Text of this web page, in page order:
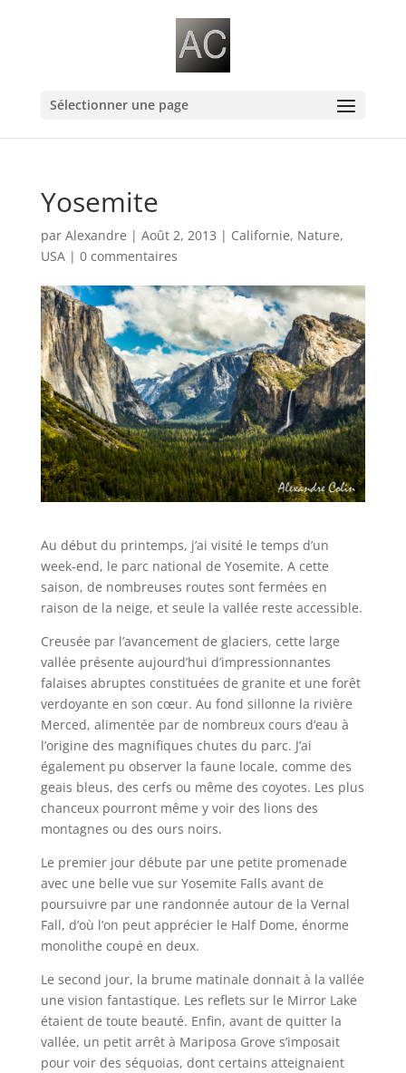
Sélectionner une page
Yosemite
par Alexandre | Août 2, 2013 | Californie, Nature,
USA| 0 commentaires
Au début du printemps, j’ai visité le temps d’un
week-end, le parc national de Yosemite. A cette
saison, de nombreuses routes sont fermées en
raison de la neige, et seule la vallée reste accessible.
Creusée par l’avancement de glaciers, cette large
vallée présente aujourd’hui d’impressionnantes
falaises abruptes constituées de granite et une forêt
verdoyante en son cœur. Au fond sillonne la rivière
Merced, alimentée par de nombreux cours d’eau à
l’origine des magnifiques chutes du parc. J’ai
également pu observer la faune locale, comme des
geais bleus, des cerfs ou même des coyotes. Les plus
chanceux pourront même y voir des lions des
montagnes ou des ours noirs.
Le premier jour débute par une petite promenade
avec une belle vue sur Yosemite Falls avant de
poursuivre par une randonnée autour de la Vernal
Fall, d’où l’on peut apprécier le Half Dome, énorme
monolithe coupé en deux.
Le second jour, la brume matinale donnait à la vallée
une vision fantastique. Les reflets sur le Mirror Lake
étaient de toute beauté. Enfin, avant de quitter la
vallée, un petit arrêt à Mariposa Grove s’imposait
pour voir des séquoias, dont certains atteignaient